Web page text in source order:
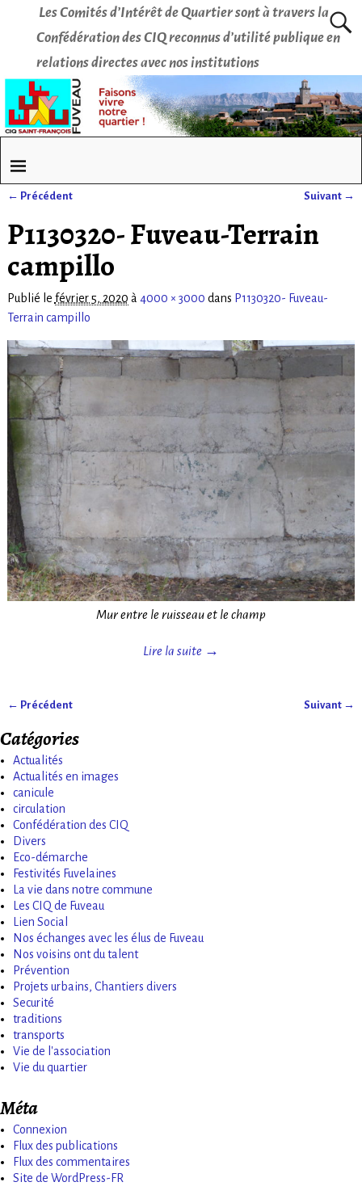
Les Comités d’Intérêt de Quartier sont à travers la
Confédération des CIQ reconnus d’utilité publique en
relations directes avec nos institutions
← Précédent Suivant →
P1130320- Fuveau-Terrain
campillo
Publié le février 5, 2020 à 4000 × 3000 dans P1130320- Fuveau-
Terrain campillo
Mur entre le ruisseau et le champ
Lire la suite →
← Précédent Suivant →
Catégories
Actualités
Actualités en images
canicule
circulation
Confédération des CIQ
Divers
Eco-démarche
Festivités Fuvelaines
La vie dans notre commune
Les CIQ de Fuveau
Lien Social
Nos échanges avec les élus de Fuveau
Nos voisins ont du talent
Prévention
Projets urbains, Chantiers divers
Securité
traditions
transports
Vie de l'association
Vie du quartier
Méta
Connexion
Flux des publications
Flux des commentaires
Site de WordPress-FR